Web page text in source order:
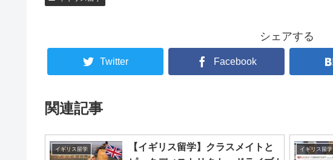
シェアする
Twitter Facebook
関連記事
イギリス留学
【イギリス留学】クラスメイトと
イギリス留学